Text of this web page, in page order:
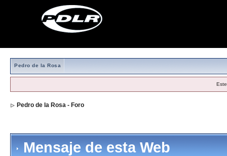
Pedro de la Rosa
Pedro de la Rosa - Foro
Mensaje de esta Web